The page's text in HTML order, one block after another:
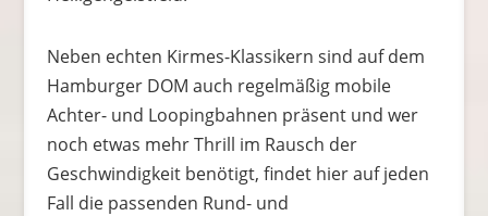
Neben echten Kirmes-Klassikern sind auf dem
Hamburger DOM auch regelmäßig mobile
Achter- und Loopingbahnen präsent und wer
noch etwas mehr Thrill im Rausch der
Geschwindigkeit benötigt, findet hier auf jeden
Fall die passenden Rund- und